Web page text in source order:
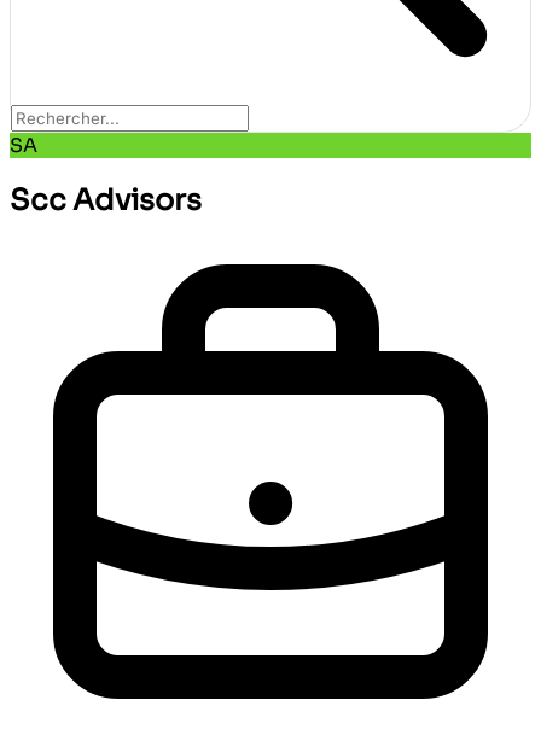
SA
Scc Advisors